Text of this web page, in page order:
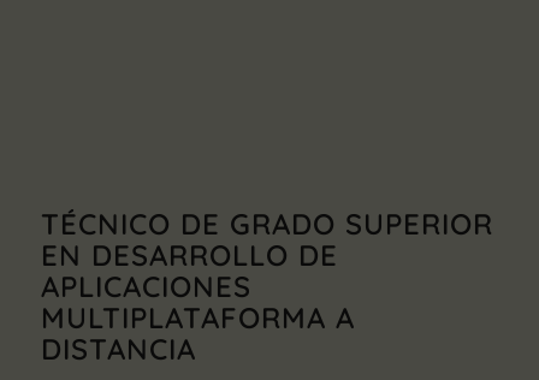
TÉCNICO DE GRADO SUPERIOR
EN DESARROLLO DE
APLICACIONES
MULTIPLATAFORMA A
DISTANCIA